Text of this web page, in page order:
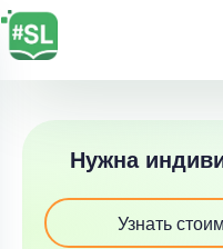
Нужна
Узнать